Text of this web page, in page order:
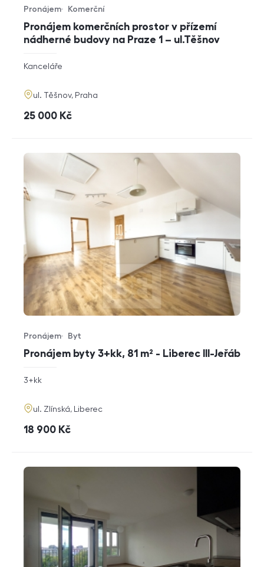
Pronájem komerčních prostor v přízemí
nádherné budovy na Praze 1 – ul.Těšnov
Typ nabídky
Pronájem
Typ nemovitosti
Komerční
rozměry
dispozice
Kanceláře
adresa
ul. Těšnov, Praha
cena
25 000 Kč
Pronájem byty 3+kk, 81 m² - Liberec III-Jeřáb
Typ nabídky
Pronájem
Typ nemovitosti
Byt
rozměry
dispozice
3+kk
adresa
ul. Zlínská, Liberec
cena
18 900 Kč